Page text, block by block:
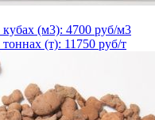
(м3): 4700 руб/м3
(т): 11750 руб/т